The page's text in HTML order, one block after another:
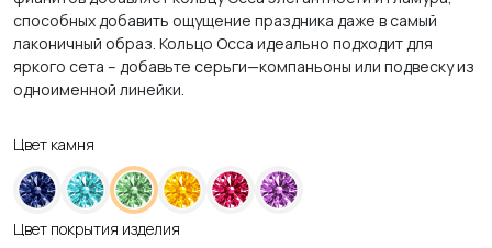
способных добавить ощущение праздника даже в самый
лаконичный образ. Кольцо Occa идеально подходит для
яркого сета – добавьте серьги—компаньоны или подвеску из
одноименной линейки.
Цвет камня
Цвет покрытия изделия